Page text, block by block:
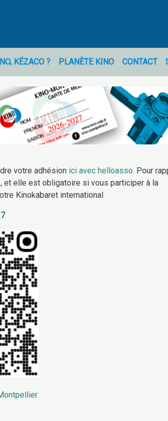
KÉZACO ? PLANÈTE KINO CONTACT
votre adhésion ici avec helloasso. Pour
et elle est obligatoire si vous participer à la
Kinokabaret international